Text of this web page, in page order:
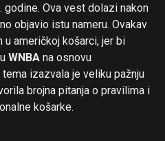
Ova vest dolazi nakon
objavio istu nameru. Ovakav
američkoj košarci, jer bi
WNBA na osnovu
izazvala je veliku pažnju
brojna pitanja o pravilima i
košarke.